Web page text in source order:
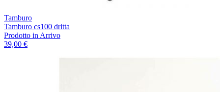
Tamburo
Tamburo cs100 dritta
Prodotto in Arrivo
39,00 €